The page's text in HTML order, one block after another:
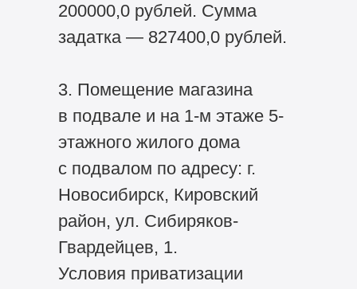
200000,0 рублей. Сумма
задатка — 827400,0 рублей.
3. Помещение магазина
в подвале и на 1-м этаже 5-
этажного жилого дома
с подвалом по адресу: г.
Новосибирск, Кировский
район, ул. Сибиряков-
Гвардейцев, 1.
Условия приватизации